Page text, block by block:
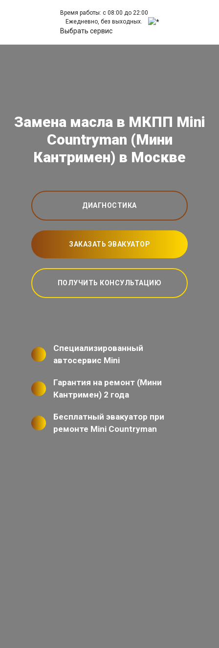
Время работы: с 08:00 до 22:00
Ежедневно, без выходных.
Выбрать сервис
Замена масла в МКПП Mini
Countryman (Мини
Кантримен) в Москве
ДИАГНОСТИКА
ЗАКАЗАТЬ ЭВАКУАТОР
ПОЛУЧИТЬ КОНСУЛЬТАЦИЮ
Специализированный
автосервис Mini
Гарантия на ремонт (Мини
Кантримен) 2 года
Бесплатный эвакуатор при
ремонте Mini Countryman